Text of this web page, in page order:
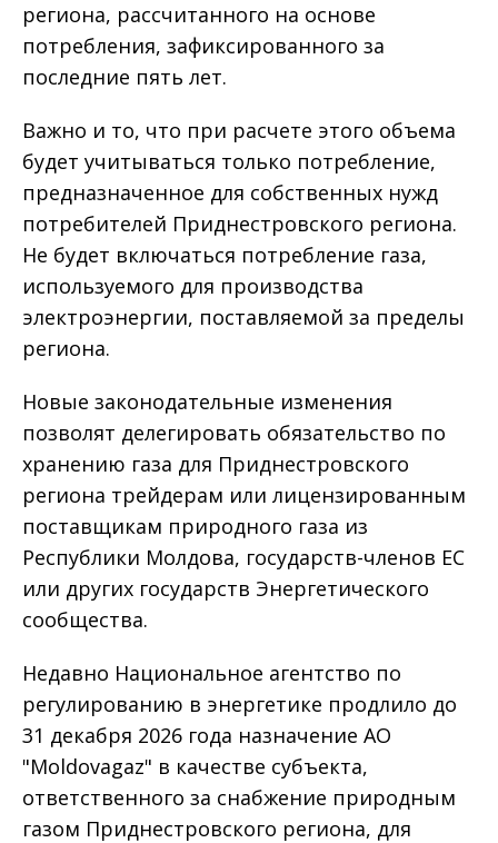
региона, рассчитанного на основе
потребления, зафиксированного за
последние пять лет.
Важно и то, что при расчете этого объема
будет учитываться только потребление,
предназначенное для собственных нужд
потребителей Приднестровского региона.
Не будет включаться потребление газа,
используемого для производства
электроэнергии, поставляемой за пределы
региона.
Новые законодательные изменения
позволят делегировать обязательство по
хранению газа для Приднестровского
региона трейдерам или лицензированным
поставщикам природного газа из
Республики Молдова, государств-членов ЕС
или других государств Энергетического
сообщества.
Недавно Национальное агентство по
регулированию в энергетике продлило до
31 декабря 2026 года назначение АО
"Moldovagaz" в качестве субъекта,
ответственного за снабжение природным
газом Приднестровского региона, для